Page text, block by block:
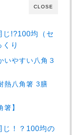
CLOSE
じ!?100均（セ
り
いやすい八角３
熱八角箸 3膳
箸】
じ！？100均の